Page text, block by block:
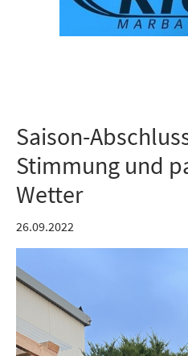
Saison-
Stimmung und
Wetter
26.09.2022